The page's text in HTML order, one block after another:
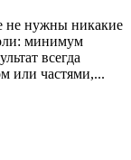
не нужны никакие
минимум
всегда
или частями,...